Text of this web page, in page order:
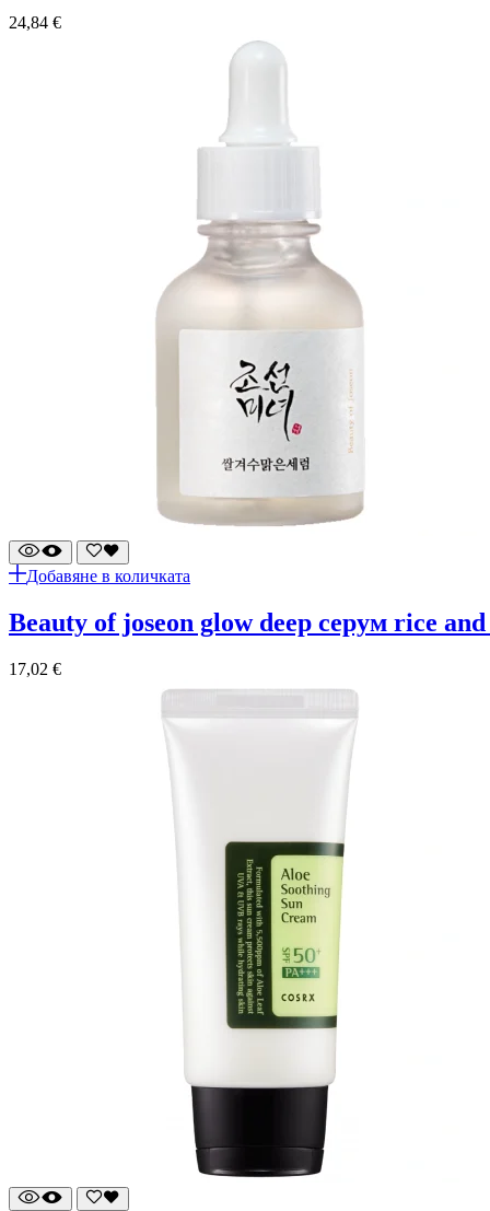
24,84 €
Добавяне в количката
beauty of joseon glow deep серум rice
17,02 €